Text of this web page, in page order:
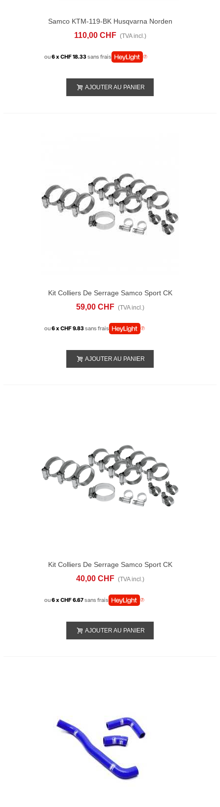
Samco KTM-119-BK Husqvarna Norden
901(2023-24) Radiatore Kit
110,00 CHF (TVA incl.)
ou6 x CHF 18.33sans frais
AJOUTER AU PANIER
Kit Colliers De Serrage Samco Sport CK
DUC-2
59,00 CHF (TVA incl.)
ou6 x CHF 9.83sans frais
AJOUTER AU PANIER
Kit Colliers De Serrage Samco Sport CK
BMW-2
40,00 CHF (TVA incl.)
ou6 x CHF 6.67sans frais
AJOUTER AU PANIER